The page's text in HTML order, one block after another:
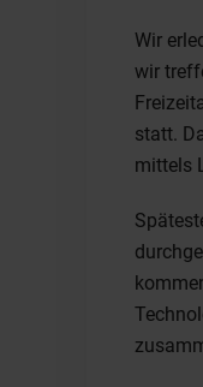
Wir
wir
statt.
mittels